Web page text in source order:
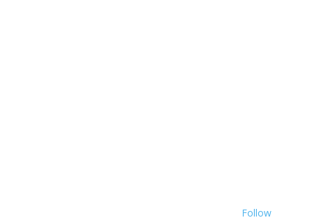
Follow